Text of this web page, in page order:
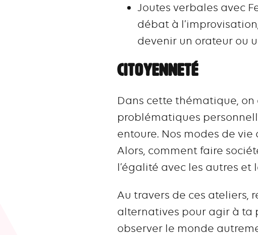
Joutes verbales avec
débat à
devenir un orateur ou
CITOYENNETÉ
Dans cette thématique, on
problématiques
entoure. Nos modes de
Alors, comment faire
l’égalité avec les autres et
Au travers de ces ateliers,
alternatives pour agir à ta
observer le monde